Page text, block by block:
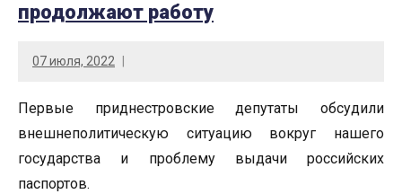
продолжают работу
07 июля, 2022
Первые приднестровские депутаты обсудили
внешнеполитическую ситуацию вокруг нашего
государства и проблему выдачи российских
паспортов.